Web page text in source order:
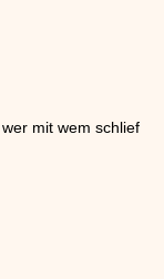
mit wem schlief